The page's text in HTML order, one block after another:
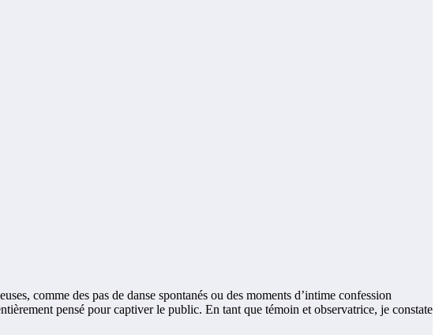
comme des pas de danse spontanés ou des moments d’intime confession
pensé pour captiver le public. En tant que témoin et observatrice, je constate